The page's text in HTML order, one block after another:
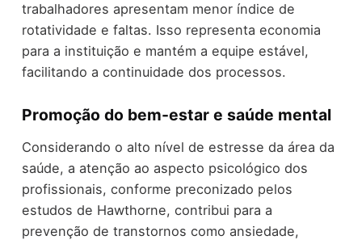
trabalhadores apresentam menor índice de
rotatividade e faltas. Isso representa economia
para a instituição e mantém a equipe estável,
facilitando a continuidade dos processos.
Promoção do bem-estar e saúde mental
Considerando o alto nível de estresse da área da
saúde, a atenção ao aspecto psicológico dos
profissionais, conforme preconizado pelos
estudos de Hawthorne, contribui para a
prevenção de transtornos como ansiedade,